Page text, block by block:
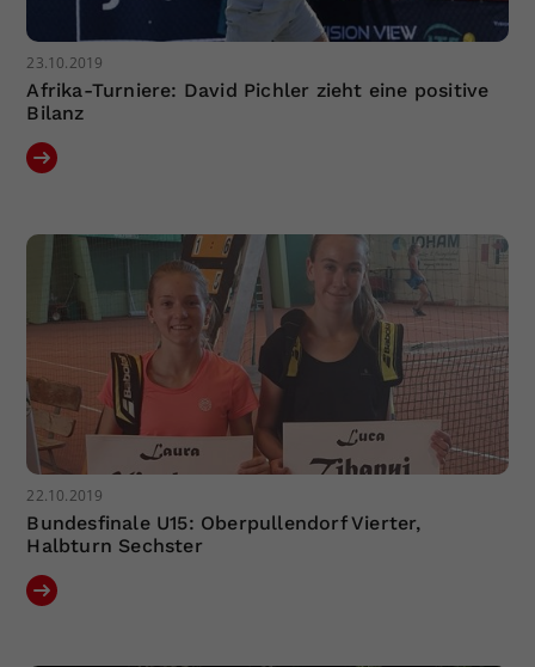
23.10.2019
Afrika-Turniere: David Pichler zieht eine positive
Bilanz
22.10.2019
Bundesfinale U15: Oberpullendorf Vierter,
Halbturn Sechster